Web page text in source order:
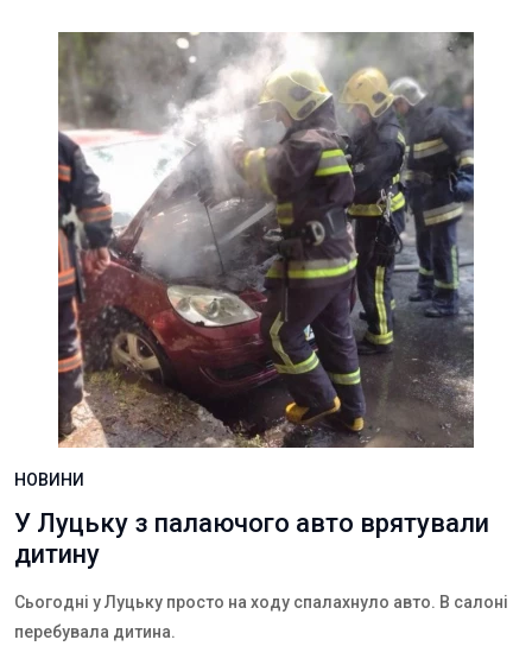
НОВИНИ
У Луцьку з палаючого авто врятували
дитину
Сьогодні у Луцьку просто на ходу спалахнуло авто. В салоні
перебувала дитина.